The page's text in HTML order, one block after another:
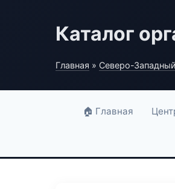
Каталог
Главная » Северо-
🏠 Главная